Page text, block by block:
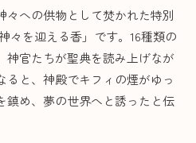
々への供物として焚かれた特別
々を迎える香」です。16種類の
神官たちが聖典を読み上げなが
ると、神殿でキフィの煙がゆっ
鎮め、夢の世界へと誘ったと伝